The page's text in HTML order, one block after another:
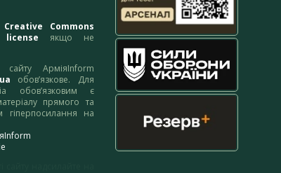
Creative Commons
якщо не
АрміяInform
обов’язкове. Для
обов’язковим є
прямого та
гіперпосилання на